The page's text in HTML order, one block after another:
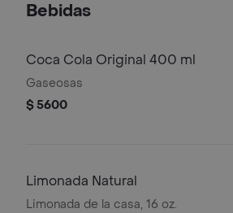
Bebidas
Coca Cola Original 400 ml
Gaseosas
$ 5600
Limonada Natural
Limonada de la casa, 16 oz.